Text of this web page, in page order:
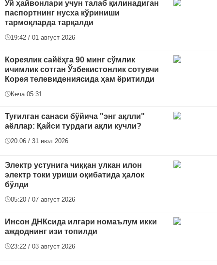
Уй ҳайвонлари учун талаб қилинадиган
паспортнинг нусха кўриниши
тармоқларда тарқалди
19:42 / 01 август 2026
Кореялик сайёҳга 90 минг сўмлик
ичимлик сотган Ўзбекистонлик сотувчи
Корея телевидениясида ҳам ёритилди
Кеча 05:31
Туғилган санаси бўйича "энг ақлли"
аёллар: Қайси турдаги ақли кучли?
20:06 / 31 июл 2026
Электр устунига чиққан улкан илон
электр токи уриши оқибатида ҳалок
бўлди
05:20 / 07 август 2026
Инсон ДНКсида илгари номаълум икки
аждоднинг изи топилди
23:22 / 03 август 2026